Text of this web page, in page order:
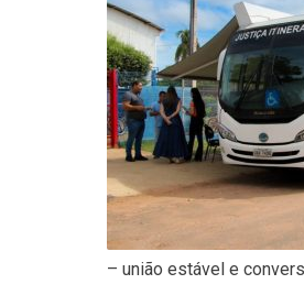
– união estável e